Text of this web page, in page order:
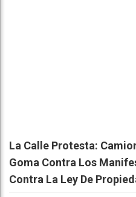
La Calle Protesta:
Goma Contra Los
Contra La Ley De